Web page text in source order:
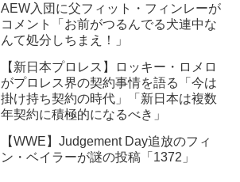
AEW入団に父フィット・フィンレーが
コメント「お前がつるんでる犬連中な
んて処分しちまえ！」
【新日本プロレス】ロッキー・ロメロ
がプロレス界の契約事情を語る「今は
掛け持ち契約の時代」「新日本は複数
年契約に積極的になるべき」
【WWE】Judgement Day追放のフィ
ン・ベイラーが謎の投稿「1372」